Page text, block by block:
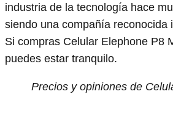
industria de la tecnología hace
siendo una compañía reconocida
Si compras Celular Elephone P8
puedes estar tranquilo.
Precios y opiniones de